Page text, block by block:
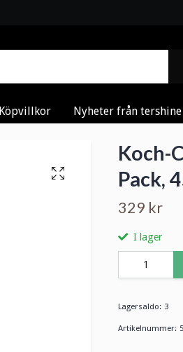
Köpvillkor Nyheter från tershine
Koch-
Pack,
329 kr
I lager
Lagersaldo: 3
Artikelnummer: